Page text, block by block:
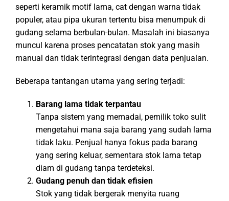
seperti keramik motif lama, cat dengan warna tidak
populer, atau pipa ukuran tertentu bisa menumpuk di
gudang selama berbulan-bulan. Masalah ini biasanya
muncul karena proses pencatatan stok yang masih
manual dan tidak terintegrasi dengan data penjualan.
Beberapa tantangan utama yang sering terjadi:
Barang lama tidak terpantau
Tanpa sistem yang memadai, pemilik toko sulit
mengetahui mana saja barang yang sudah lama
tidak laku. Penjual hanya fokus pada barang
yang sering keluar, sementara stok lama tetap
diam di gudang tanpa terdeteksi.
Gudang penuh dan tidak efisien
Stok yang tidak bergerak menyita ruang